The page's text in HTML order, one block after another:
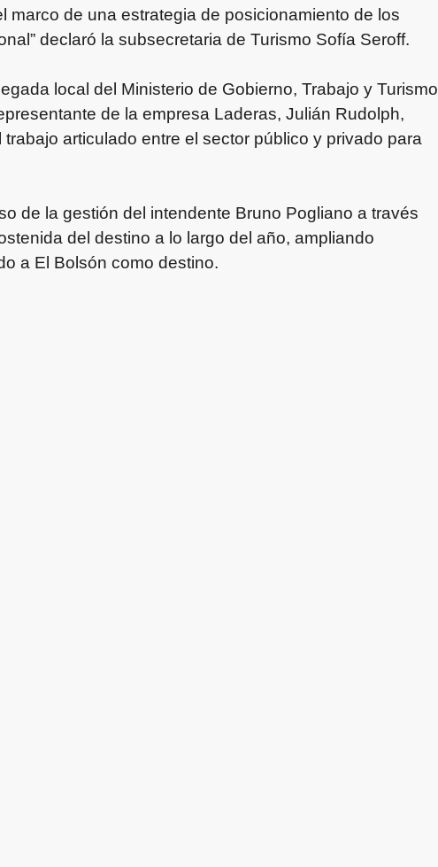
marco de una estrategia de posicionamiento de los
declaró la subsecretaria de Turismo Sofía Seroff.
local del Ministerio de Gobierno, Trabajo y Turismo
de la empresa Laderas, Julián Rudolph,
articulado entre el sector público y privado para
de la gestión del intendente Bruno Pogliano a través
del destino a lo largo del año, ampliando
a El Bolsón como destino.